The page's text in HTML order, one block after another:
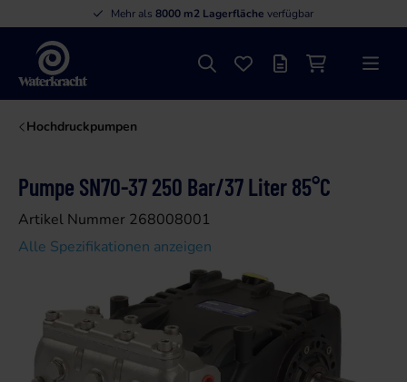
Mehr als8000 m2 Lagerfläche verfügbar
Waterkracht
SucheFavoritenAngebotslisteMenü
Hochdruckpumpen
Pumpe SN70-37 250 Bar/37 Liter 85°C
Artikel Nummer 268008001
Alle Spezifikationen anzeigen